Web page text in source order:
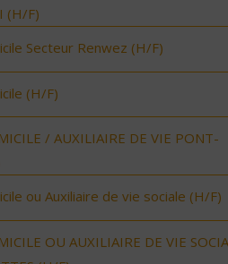
(H/F)
Secteur Renwez (H/F)
(H/F)
/ AUXILIAIRE DE VIE PONT-
ou Auxiliaire de vie sociale (H/F)
OU AUXILIAIRE DE VIE